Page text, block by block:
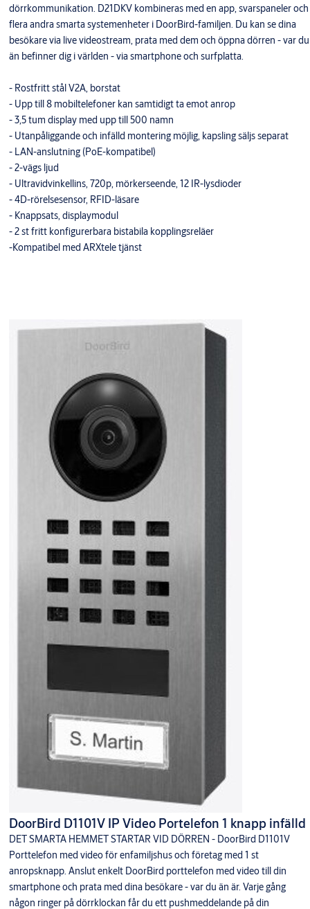
dörrkommunikation. D21DKV kombineras med en app, svarspaneler och
flera andra smarta systemenheter i DoorBird-familjen. Du kan se dina
besökare via live videostream, prata med dem och öppna dörren - var du
än befinner dig i världen - via smartphone och surfplatta.
- Rostfritt stål V2A, borstat
- Upp till 8 mobiltelefoner kan samtidigt ta emot anrop
- 3,5 tum display med upp till 500 namn
- Utanpåliggande och infälld montering möjlig, kapsling säljs separat
- LAN-anslutning (PoE-kompatibel)
- 2-vägs ljud
- Ultravidvinkellins, 720p, mörkerseende, 12 IR-lysdioder
- 4D-rörelsesensor, RFID-läsare
- Knappsats, displaymodul
- 2 st fritt konfigurerbara bistabila kopplingsreläer
-Kompatibel med ARXtele tjänst
DoorBird D1101V IP Video Portelefon 1 knapp infälld
DET SMARTA HEMMET STARTAR VID DÖRREN - DoorBird D1101V
Porttelefon med video för enfamiljshus och företag med 1 st
anropsknapp. Anslut enkelt DoorBird porttelefon med video till din
smartphone och prata med dina besökare - var du än är. Varje gång
någon ringer på dörrklockan får du ett pushmeddelande på din